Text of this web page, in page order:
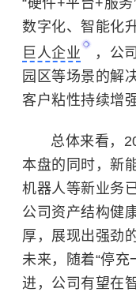
“硬件+平台+服
数字化、智能化
巨人企业
，公
园区等场景的解
客户粘性持续增强
总体来看，
本盘的同时，新
机器人等新业务
公司资产结构健
厚，展现出强劲
未来，随着“停充
进，公司有望在